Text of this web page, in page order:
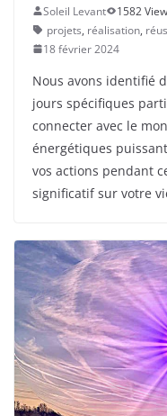
Soleil Levant 1582
projets, réalisation,
18 février 2024
Nous avons identifié
jours spécifiques
connecter avec le
énergétiques
vos actions pendant
significatif sur votre